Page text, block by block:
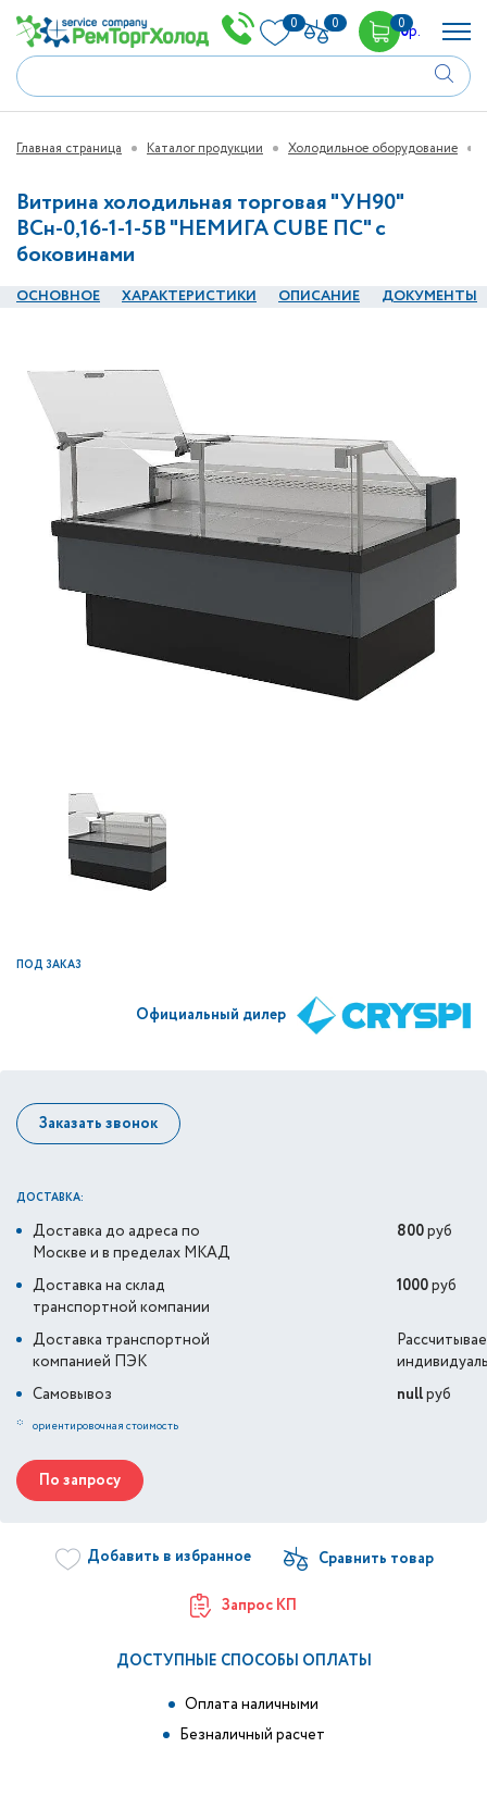
0 0 00р.
Главная страница Каталог продукции Холодильное оборудование
Витрина холодильная торговая "УН90"
ВСн-0,16-1-1-5В "НЕМИГА CUBE ПС" с
боковинами
ОСНОВНОЕ ХАРАКТЕРИСТИКИ ОПИСАНИЕ ДОКУМЕНТЫ
ПОД ЗАКАЗ
Официальный дилер
Заказать звонок
ДОСТАВКА:
Доставка до адреса по
Москве и в пределах МКАД
800руб
Доставка на склад
транспортной компании
1000руб
Доставка транспортной
компанией ПЭК
Самовывоз
nullруб
* ориентировочная стоимость
По запросу
Добавить в избранное
Запрос КП
ДОСТУПНЫЕ СПОСОБЫ ОПЛАТЫ
Оплата наличными
Безналичный расчет